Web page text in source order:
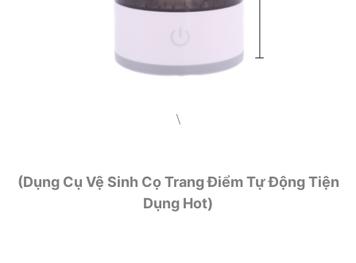
\
(Dụng Cụ Vệ Sinh Cọ Trang Điểm Tự Động Tiện
Dụng Hot)